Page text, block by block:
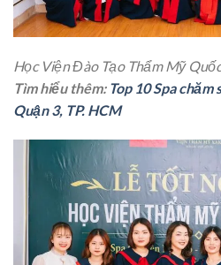
Học Viện Đào Tạo Thẩm Mỹ
Tìm hiểu thêm: Top 10 Spa
Quận 3, TP. HCM